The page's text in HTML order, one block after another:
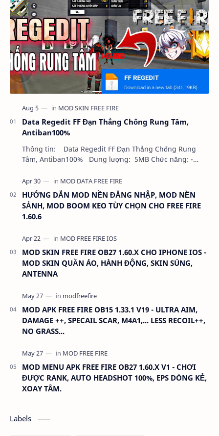
Data Regedit FF Đạn Thẳng Chống Rung Tâm,
Antiban100%
Thông tin: Data Regedit FF Đạn Thẳng Chống Rung
Tâm, Antiban100% Dung lượng: 5MB Chức năng: -
HƯỚNG DẪN MOD NỀN ĐĂNG NHẬP, MOD NỀN
SẢNH, MOD BOOM KEO TÙY CHỌN CHO FREE FIRE
1.60.6
MOD SKIN FREE FIRE OB27 1.60.X CHO IPHONE IOS -
MOD SKIN QUẦN ÁO, HÀNH ĐỘNG, SKIN SÚNG,
ANTENNA
MOD APK FREE FIRE OB15 1.33.1 V19 - ULTRA AIM,
DAMAGE ++, SPECAIL SCAR, M4A1,... LESS RECOIL++,
NO GRASS...
MOD MENU APK FREE FIRE OB27 1.60.X V1 - CHƠI
ĐƯỢC RANK, AUTO HEADSHOT 100%, EPS DÒNG KẺ,
XOAY TÂM.
Labels